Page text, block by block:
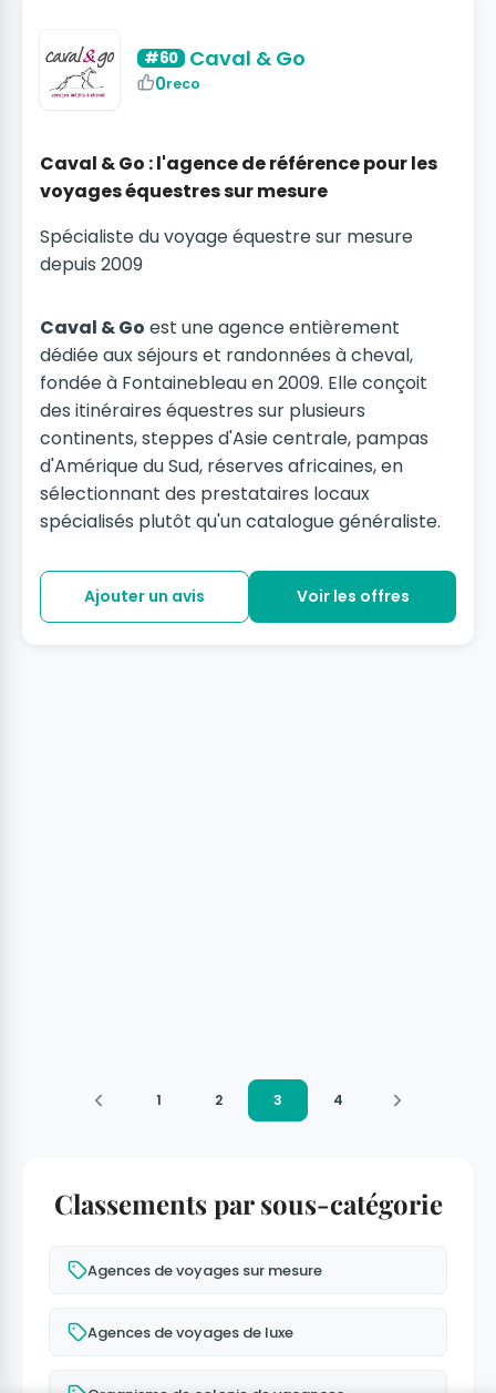
#60 Caval & Go
0reco
Caval & Go : l'agence de référence pour les
voyages équestres sur mesure
Spécialiste du voyage équestre sur mesure
depuis 2009
Caval & Go est une agence entièrement
dédiée aux séjours et randonnées à cheval,
fondée à Fontainebleau en 2009. Elle conçoit
des itinéraires équestres sur plusieurs
continents, steppes d'Asie centrale, pampas
d'Amérique du Sud, réserves africaines, en
sélectionnant des prestataires locaux
spécialisés plutôt qu'un catalogue généraliste.
Ajouter un avis Voir les offres
1 2 3 4
Classements par sous-catégorie
Agences de voyages sur mesure
Agences de voyages de luxe